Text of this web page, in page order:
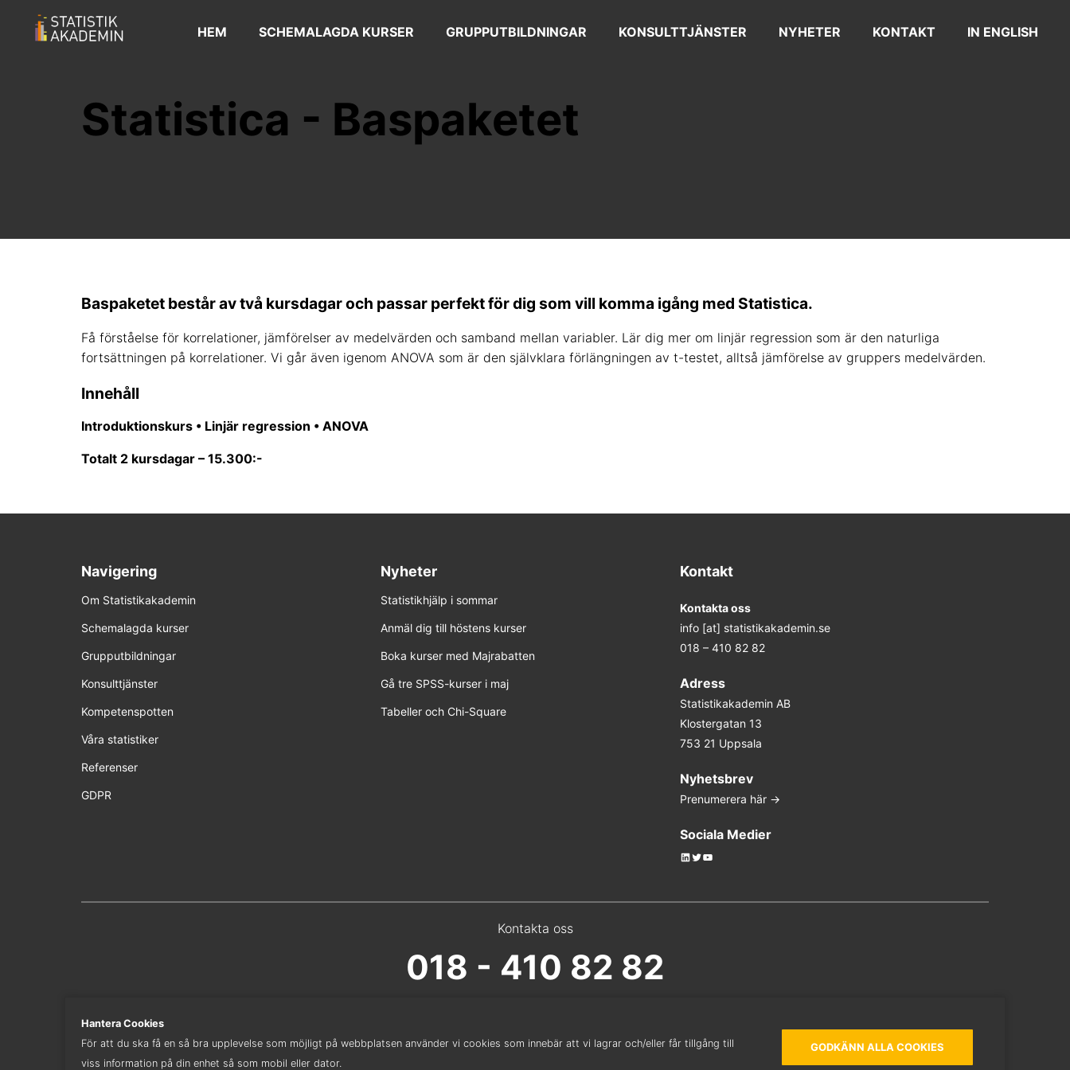
HEM SCHEMALAGDA KURSER GRUPPUTBILDNINGAR KONSULTTJÄNSTER NYHETER KONTAKT IN ENGLISH
Statistica - Baspaketet
Baspaketet består av två kursdagar och passar perfekt för dig som vill komma igång med Statistica.
Få förståelse för korrelationer, jämförelser av medelvärden och samband mellan variabler. Lär dig mer om linjär regression som är den naturliga
fortsättningen på korrelationer. Vi går även igenom ANOVA som är den självklara förlängningen av t-testet, alltså jämförelse av gruppers medelvärden.
Innehåll
Introduktionskurs • Linjär regression • ANOVA
Totalt 2 kursdagar – 15.300:-
Navigering
Om Statistikakademin
Schemalagda kurser
Grupputbildningar
Konsulttjänster
Kompetenspotten
Våra statistiker
Referenser
GDPR
Nyheter
Statistikhjälp i sommar
Anmäl dig till höstens kurser
Boka kurser med Majrabatten
Gå tre SPSS-kurser i maj
Tabeller och Chi-Square
Kontakt
Kontakta oss
info [at] statistikakademin.se
018 – 410 82 82
Adress
Statistikakademin AB
Klostergatan 13
753 21 Uppsala
Nyhetsbrev
Prenumerera här ->
Sociala Medier
LinkedIn
Twitter
YouTube
Kontakta oss
018 - 410 82 82
Hantera Cookies
För att du ska få en så bra upplevelse som möjligt på webbplatsen använder vi cookies som innebär att vi lagrar och/eller får tillgång till
viss information på din enhet så som mobil eller dator.
GODKÄNN ALLA COOKIES